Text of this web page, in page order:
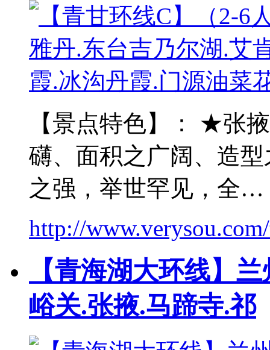
【景点特色】： ★张
礴、面积之广阔、造
之强，举世罕见，全…
http://
【青海湖大环线】
峪关.张掖.马蹄寺.祁